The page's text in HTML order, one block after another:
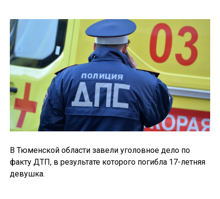
В Тюменской области завели уголовное дело по
факту ДТП, в результате которого погибла 17-летняя
девушка.